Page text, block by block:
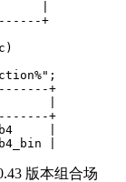
|
+
+
|
+
|
版本组合场